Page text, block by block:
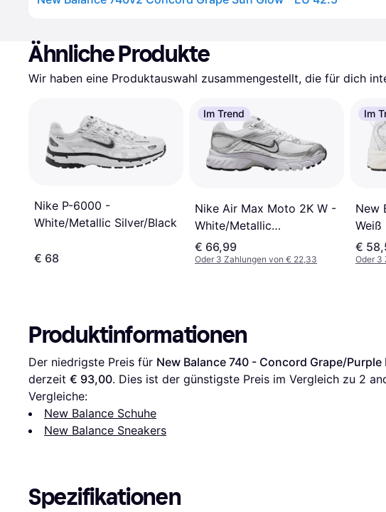
Ähnliche Produkte
Wir haben eine Produktauswahl zusammengestellt, die für dich
Nike P-6000 -
White/Metallic Silver/Black
€ 68
Im Trend
Nike Air Max Moto 2K W -
White/Metallic
Silver/Black/Photon Dust
€ 66,99
Oder 3 Zahlungen von € 22,33
Im
New
Weiß
€
Oder 3
Produktinformationen
Der niedrigste Preis für New Balance 740 - Concord Grape/
derzeit € 93,00. Dies ist der günstigste Preis im Vergleich zu 2
Vergleiche:
New Balance Schuhe
New Balance Sneakers
Spezifikationen